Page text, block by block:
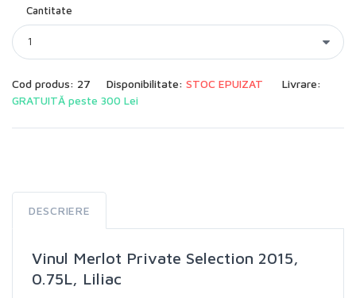
Cantitate
Cod produs: 27 Disponibilitate: STOC EPUIZAT
Livrare:
GRATUITĂ peste 300 Lei
DESCRIERE
Vinul Merlot Private Selection 2015,
0.75L, Liliac